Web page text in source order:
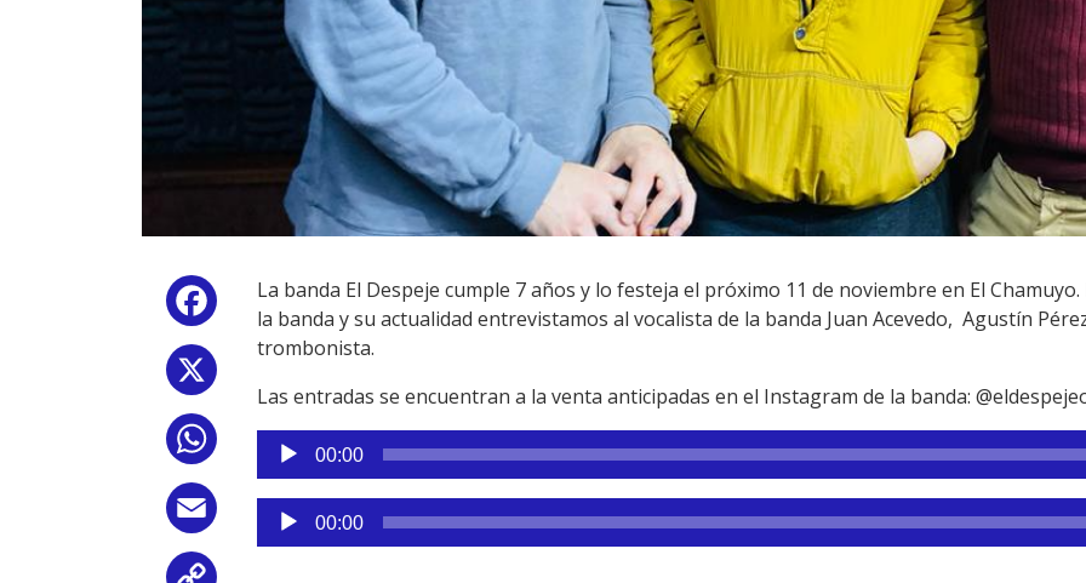
Facebook
WhatsApp
La banda El Despeje cumple 7 años y lo festeja el próximo 11 de noviembre en El
la banda y su actualidad entrevistamos al vocalista de la banda Juan Acevedo, Agustín
trombonista.
Las entradas se encuentran a la venta anticipadas en el Instagram de la banda:
Reproductor
de
audio
00:00
Reproductor
de
00:00